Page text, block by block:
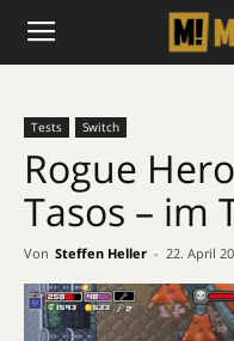
Tests Switch
Rogue
Tasos – im
Von Steffen Heller - 22. April